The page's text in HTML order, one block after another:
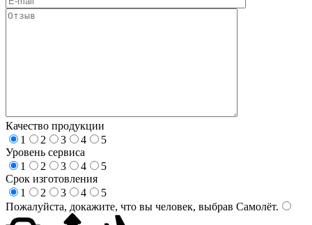
Качество продукции
1
2 3 4
5
Уровень сервиса
1
2 3 4
5
Срок изготовления
1
2 3 4
5
Пожалуйста, докажите, что вы человек, выбрав Самолёт.